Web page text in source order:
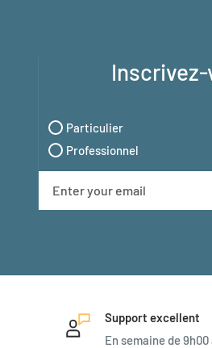
Particulier
Professionnel
Support excellent
En semaine de 9h00